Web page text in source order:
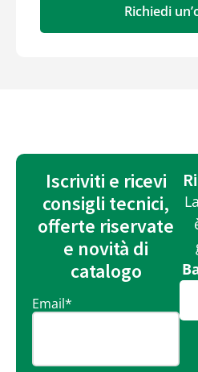
Richiedi
Iscriviti e ricevi
consigli tecnici,
offerte riservate
e novità di
catalogo
Email*